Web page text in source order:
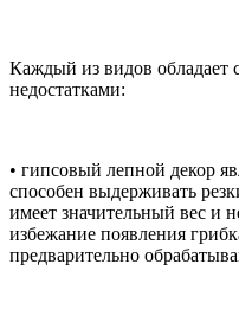
Каждый из видов обладает
недостатками:
• гипсовый лепной декор
способен выдерживать
имеет значительный вес и
избежание появления
предварительно